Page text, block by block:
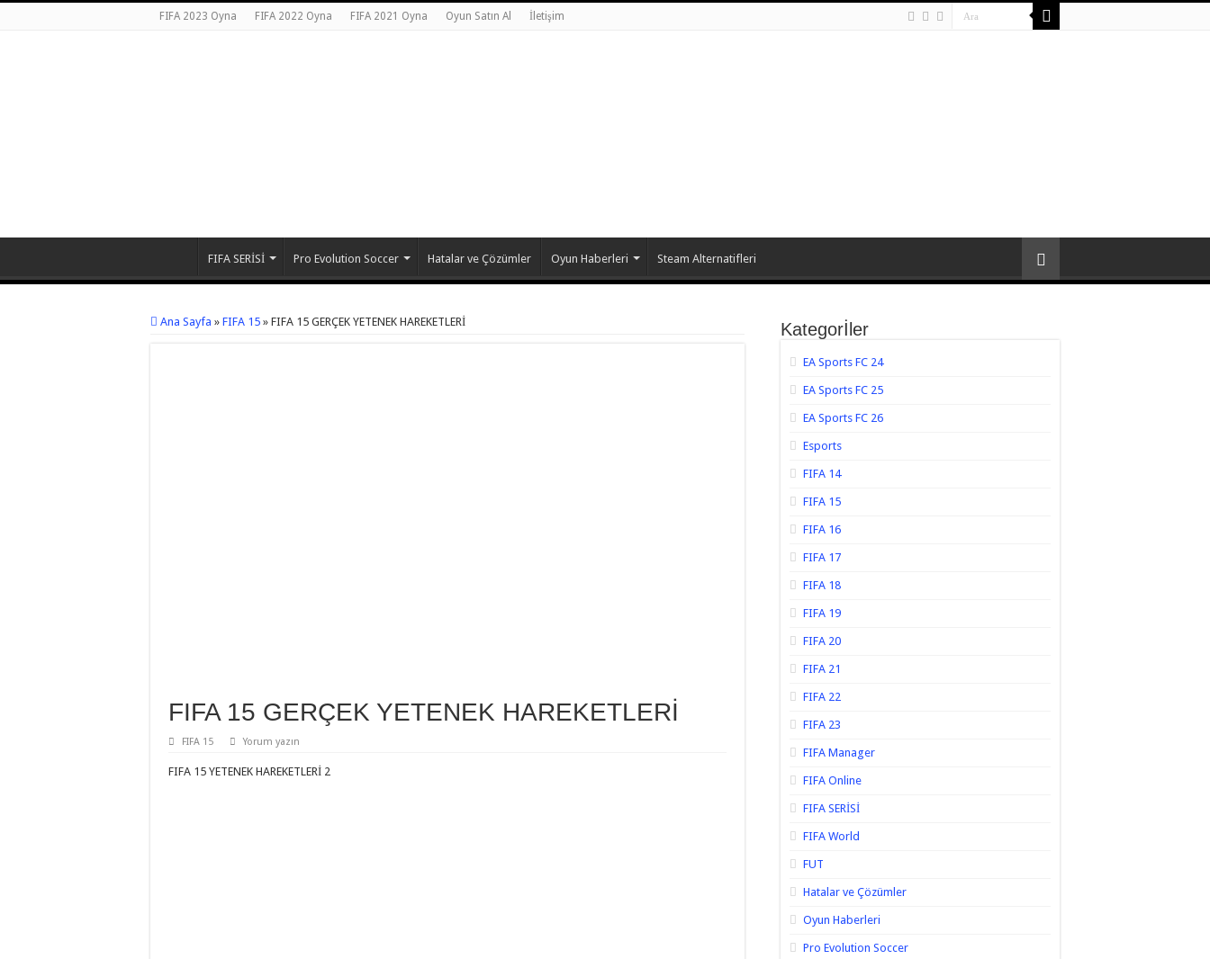
FIFA 2023 Oyna FIFA 2022 Oyna FIFA 2021 Oyna Oyun Satın Al İletişim
FIFA SERİSİ Pro Evolution Soccer Hatalar ve Çözümler Oyun Haberleri Steam Alternatifleri
Ana Sayfa » FIFA 15 » FIFA 15 GERÇEK YETENEK HAREKETLERİ
FIFA 15 GERÇEK YETENEK HAREKETLERİ
FIFA 15 Yorum yazın
FIFA 15 YETENEK HAREKETLERİ 2
Kategorİler
EA Sports FC 24
EA Sports FC 25
EA Sports FC 26
Esports
FIFA 14
FIFA 15
FIFA 16
FIFA 17
FIFA 18
FIFA 19
FIFA 20
FIFA 21
FIFA 22
FIFA 23
FIFA Manager
FIFA Online
FIFA SERİSİ
FIFA World
FUT
Hatalar ve Çözümler
Oyun Haberleri
Pro Evolution Soccer